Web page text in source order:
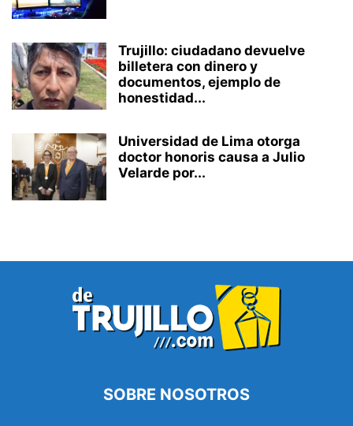
Trujillo: ciudadano devuelve
billetera con dinero y
documentos, ejemplo de
honestidad...
Universidad de Lima otorga
doctor honoris causa a Julio
Velarde por...
SOBRE NOSOTROS